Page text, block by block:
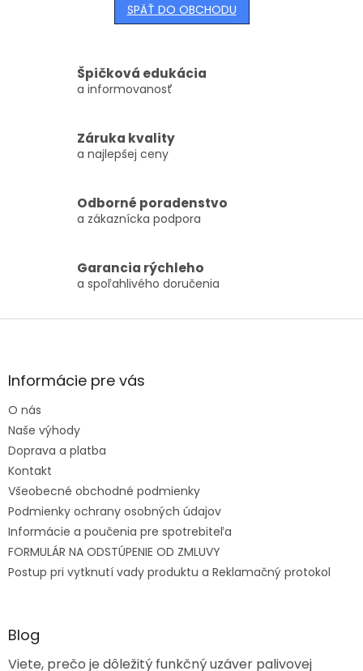
SPÄŤ DO OBCHODU
Špičková edukácia
a informovanosť
Záruka kvality
a najlepšej ceny
Odborné poradenstvo
a zákaznícka podpora
Garancia rýchleho
a spoľahlivého doručenia
Zápätie
Informácie pre vás
O nás
Naše výhody
Doprava a platba
Kontakt
Všeobecné obchodné podmienky
Podmienky ochrany osobných údajov
Informácie a poučenia pre spotrebiteľa
FORMULÁR NA ODSTÚPENIE OD ZMLUVY
Postup pri vytknutí vady produktu a Reklamačný protokol
Blog
Viete, prečo je dôležitý funkčný uzáver palivovej